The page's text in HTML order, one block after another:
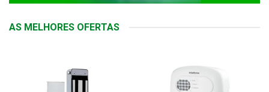
AS MELHORES OFERTAS